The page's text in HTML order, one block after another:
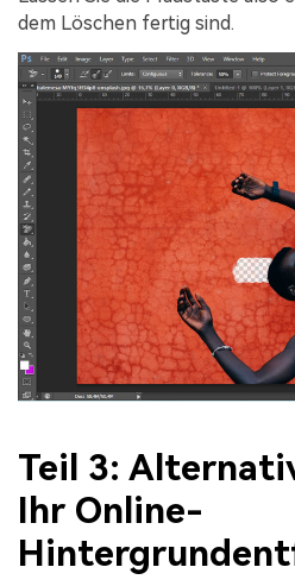
dem Löschen fertig sind.
Teil 3:
Ihr Online-